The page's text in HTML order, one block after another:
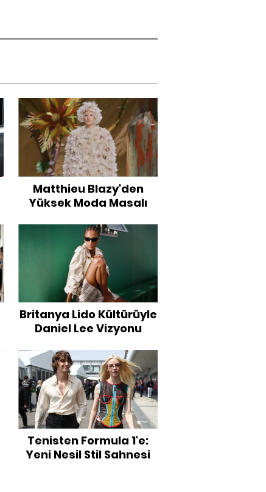
Matthieu Blazy'den
Yüksek Moda Masalı
Britanya Lido Kültürüyle
Daniel Lee Vizyonu
Tenisten Formula 1'e:
Yeni Nesil Stil Sahnesi